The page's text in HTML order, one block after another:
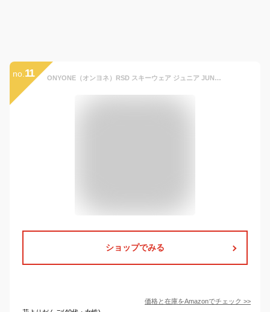
no. 11 ONYONE（オンヨネ）RSD スキーウェア ジュニア JUNIOR JACKET REJ54400 147 ベージュ 120
ショップでみる
価格と在庫をAmazonでチェック >>